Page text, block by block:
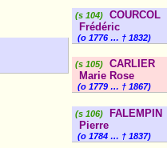
(s 104)
COURCOL
Frédéric
(o 1776 … † 1832)
(s 105)
CARLIER
Marie Rose
(o 1779 … † 1867)
(s 106)
FALEMPIN
Pierre
(o 1784 … † 1837)